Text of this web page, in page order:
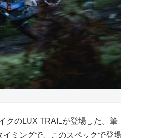
クのLUX TRAILが登場した。筆
ミングで、このスペックで登場